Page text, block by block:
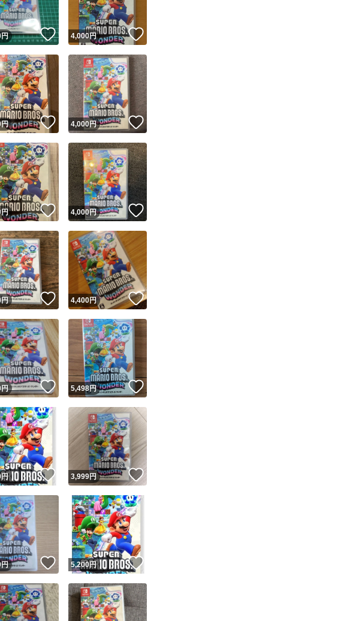
送 このユーザーは設定した発送日数内に発送しています
円 いいね！
4,000円
円 いいね！
4,000円
円 いいね！
4,000円 いいね！
円 いいね！
4,400円 いいね！
円 いいね！
5,498円
円 いいね！
3,999円
円 いいね！
5,200円